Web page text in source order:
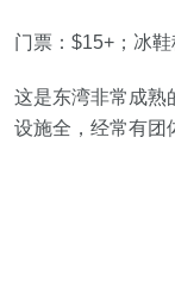
门票：$15+；冰
这是东湾非常成熟
设施全，经常有团